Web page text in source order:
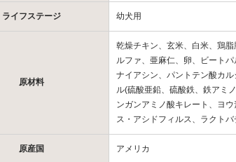
ライフステージ 幼犬用
原材料
乾燥チキン、玄米、白米、鶏
ルファ、亜麻仁、卵、ビート
ナイアシン、パントテン酸カ
ル(硫酸亜鉛、硫酸鉄、鉄アミ
ンガンアミノ酸キレート、ヨ
ス・アシドフィルス、ラクト
原産国 アメリカ